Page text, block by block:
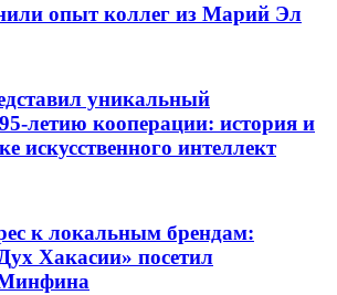
опыт коллег из Марий Эл
уникальный
летию кооперации: история и
искусственного интеллект
к локальным брендам:
Хакасии» посетил
Минфина